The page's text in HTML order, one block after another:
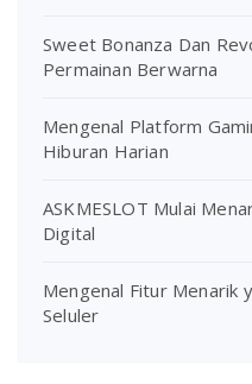
Sweet Bonanza Dan
Permainan Berwarna
Mengenal Platform
Hiburan Harian
ASKMESLOT Mulai
Digital
Mengenal Fitur Menarik
Seluler